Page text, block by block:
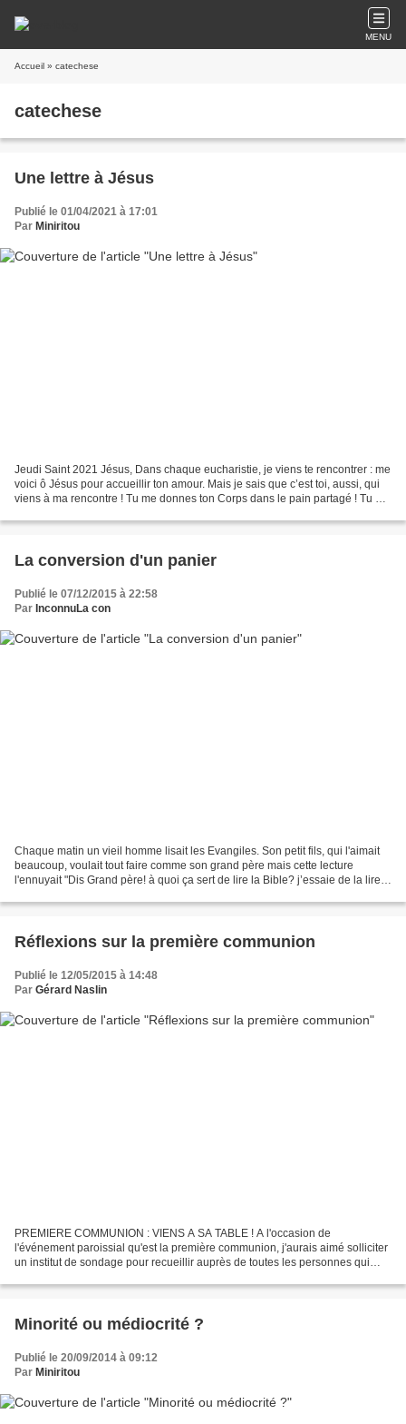
MENU
Accueil » catechese
catechese
Une lettre à Jésus
Publié le 01/04/2021 à 17:01
Par Miniritou
Jeudi Saint 2021 Jésus, Dans chaque eucharistie, je viens te rencontrer : me
voici ô Jésus pour accueillir ton amour. Mais je sais que c’est toi, aussi, qui
viens à ma rencontre ! Tu me donnes ton Corps dans le pain partagé ! Tu me
La conversion d'un panier
Publié le 07/12/2015 à 22:58
Par InconnuLa con
Chaque matin un vieil homme lisait les Evangiles. Son petit fils, qui l'aimait
beaucoup, voulait tout faire comme son grand père mais cette lecture
l'ennuyait "Dis Grand père! à quoi ça sert de lire la Bible? j’essaie de la lire
Réflexions sur la première communion
Publié le 12/05/2015 à 14:48
Par Gérard Naslin
PREMIERE COMMUNION : VIENS A SA TABLE ! A l'occasion de
l'événement paroissial qu'est la première communion, j'aurais aimé solliciter
un institut de sondage pour recueillir auprès de toutes les personnes qui
Minorité ou médiocrité ?
Publié le 20/09/2014 à 09:12
Par Miniritou